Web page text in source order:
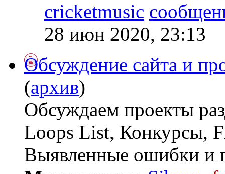
cricketmusic
28 июн 2020, 23:13
Обсуждение сайта и
(архив)
Обсуждаем проекты
Loops List, Конкурсы,
Выявленные ошибки и